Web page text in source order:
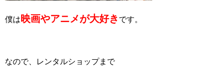
僕は 映画やアニメが大好き です。
なので、レンタルショップまで